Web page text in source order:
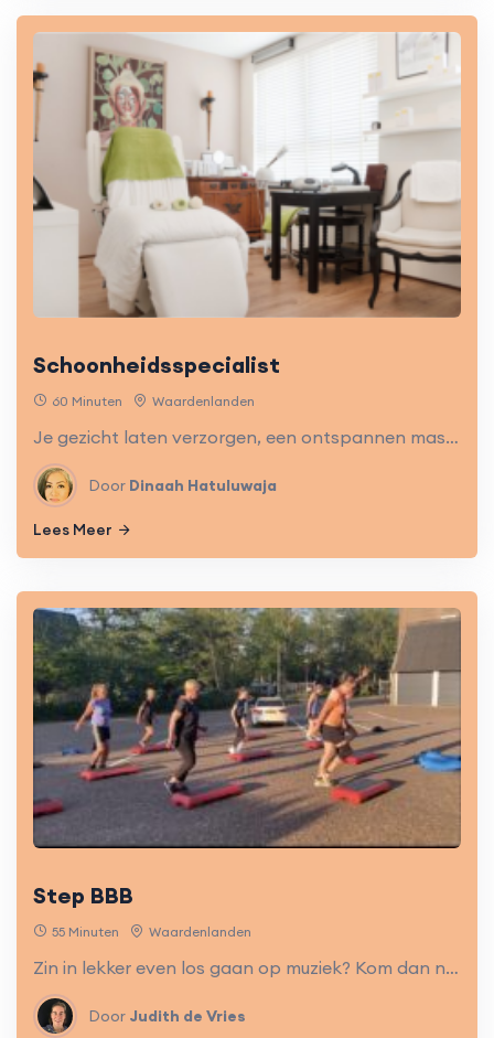
Schoonheidsspecialist
60 Minuten Waardenlanden
Je gezicht laten verzorgen, een ontspannen massage van schouders en rug. Na een behandeling bij Dinaah ga je heerlijk fris naar buiten!
Door Dinaah Hatuluwaja
Lees Meer
Step BBB
55 Minuten Waardenlanden
Zin in lekker even los gaan op muziek? Kom dan naar deze energieke steples. Een half uur knallen op muziek, met de focus op benen, billen en buik. Maar ook de rest van het lichaam wordt niet vergeten.
Door Judith de Vries